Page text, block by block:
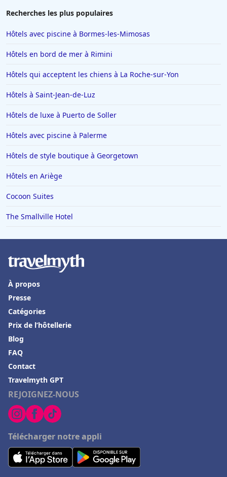
Hôtels à Las Vegas
Hôtels à Pont-lʼEveque
Hôtels à Crézilles
Hôtels à Cassis
Hôtels à Bandol
Hôtels à Fuerteventura
Hôtels à Ensisheim
Hôtels en Crète
Hôtels à Valognes
Hôtels dans les Pouilles
Hôtels à Heraklio
Hôtels à Royan
Hôtels à Bourbon-Lancy
Hôtels à Falaise
Hôtels à Cuers
Hôtels à Tonnerre
Hôtels à Clamecy
Hôtels aux Seychelles
Hôtels à Le Grau-du-Roi
Recherches les plus populaires
Hôtels avec piscine à Bormes-les-Mimosas
Hôtels en bord de mer à Rimini
Hôtels qui acceptent les chiens à La Roche-sur-Yon
Hôtels à Saint-Jean-de-Luz
Hôtels de luxe à Puerto de Soller
Hôtels avec piscine à Palerme
Hôtels de style boutique à Georgetown
Hôtels en Ariège
Cocoon Suites
The Smallville Hotel
REJOIGNEZ-NOUS
Télécharger notre appli
À propos
Presse
Catégories
Prix de l’hôtellerie
Blog
FAQ
Contact
Travelmyth GPT